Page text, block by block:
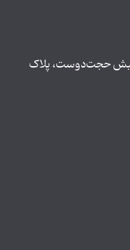
نبش حجت‌دوست، پلاک